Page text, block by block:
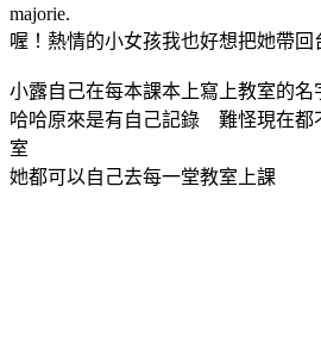
majorie.
喔！熱情的小女孩我也好想把她帶回
小露自己在每本課本上寫上教室的名
哈哈原來是有自己記錄 難怪現在都
室
她都可以自己去每一堂教室上課